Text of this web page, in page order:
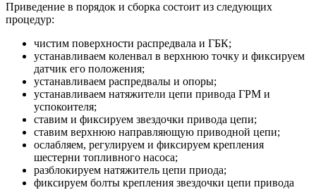
Приведение в порядок и сборка состоит из следующих
процедур:
чистим поверхности распредвала и ГБК;
устанавливаем коленвал в верхнюю точку и фиксируем
датчик его положения;
устанавливаем распредвалы и опоры;
устанавливаем натяжители цепи привода ГРМ и
успокоителя;
ставим и фиксируем звездочки привода цепи;
ставим верхнюю направляющую приводной цепи;
ослабляем, регулируем и фиксируем крепления
шестерни топливного насоса;
разблокируем натяжитель цепи приода;
фиксируем болты крепления звездочки цепи привода